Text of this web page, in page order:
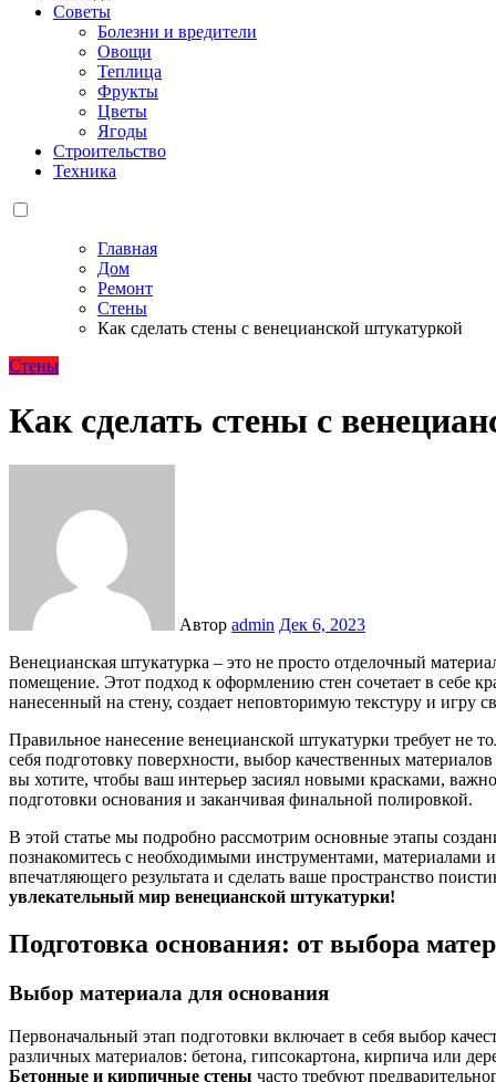
Советы
Болезни и вредители
Овощи
Теплица
Фрукты
Цветы
Ягоды
Строительство
Техника
Главная
Дом
Ремонт
Стены
Как сделать стены с венецианской штукатуркой
Стены
Как сделать стены с
Автор admin Дек 6, 2023
Венецианская штукатурка – это не просто отделочный материал, а истинное искусство, способное преобразить любое
помещение. Этот подход к оформлению стен сочетает в себе
нанесенный на стену, создает неповторимую текстуру и игру
Правильное нанесение венецианской штукатурки требует не
себя подготовку поверхности, выбор качественных
вы хотите, чтобы ваш интерьер засиял новыми красками,
подготовки основания и заканчивая финальной полировкой.
В этой статье мы подробно рассмотрим основные этапы
познакомитесь с необходимыми инструментами, материалами
впечатляющего результата и сделать ваше пространство
увлекательный мир венецианской штукатурки!
Подготовка основания: от выбора
Выбор материала для основания
Первоначальный этап подготовки включает в себя выбор
различных материалов: бетона, гипсокартона, кирпича или
Бетонные и кирпичные стены часто требуют